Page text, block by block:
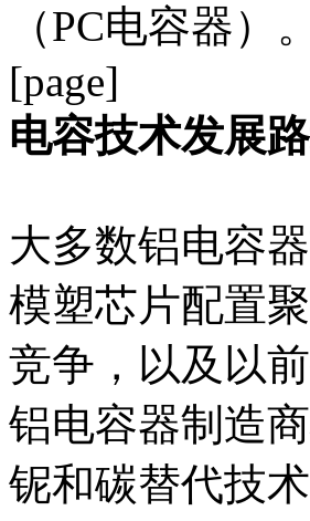
（PC电容器）。
[page]
电容技术发展
大多数铝电容
模塑芯片配置
竞争，以及以
铝电容器制造
铌和碳替代技